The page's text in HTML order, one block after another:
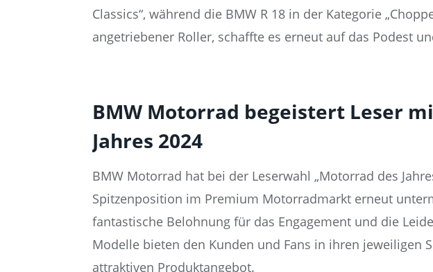
Classics“, während die BMW R 18 in der Kategorie
angetriebener Roller, schaffte es erneut auf das Podest
BMW Motorrad begeistert Leser
Jahres 2024
BMW Motorrad hat bei der Leserwahl „Motorrad des
Spitzenposition im Premium Motorradmarkt erneut
fantastische Belohnung für das Engagement und die
Modelle bieten den Kunden und Fans in ihren
attraktiven Produktangebot.